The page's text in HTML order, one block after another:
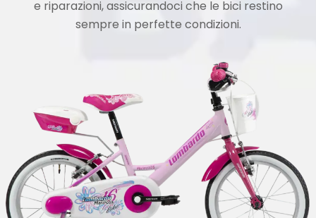
e riparazioni, assicurandoci che le bici restino
sempre in perfette condizioni.